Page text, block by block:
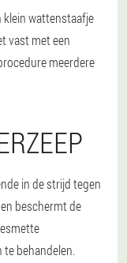
klein wattenstaafje
vast met een
meerdere
in de strijd tegen
beschermt de
behandelen.